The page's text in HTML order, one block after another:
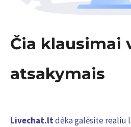
Čia klausimai
atsakymais
Livechat.ltdėka galėsite realiu